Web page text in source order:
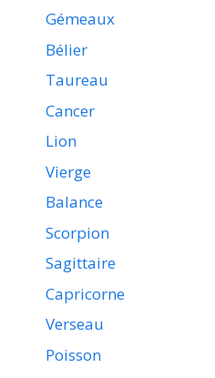
Gémeaux
Bélier
Taureau
Cancer
Lion
Vierge
Balance
Scorpion
Sagittaire
Capricorne
Verseau
Poisson